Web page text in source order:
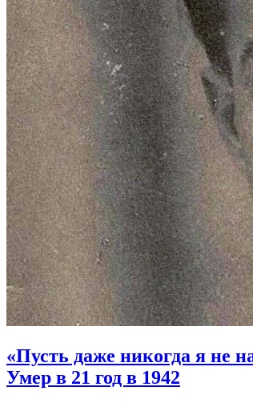
«Пусть даже никогда я не
Умер в 21 год в 1942